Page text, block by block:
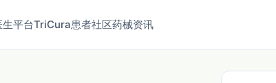
平台TriCura患者社区药械资讯